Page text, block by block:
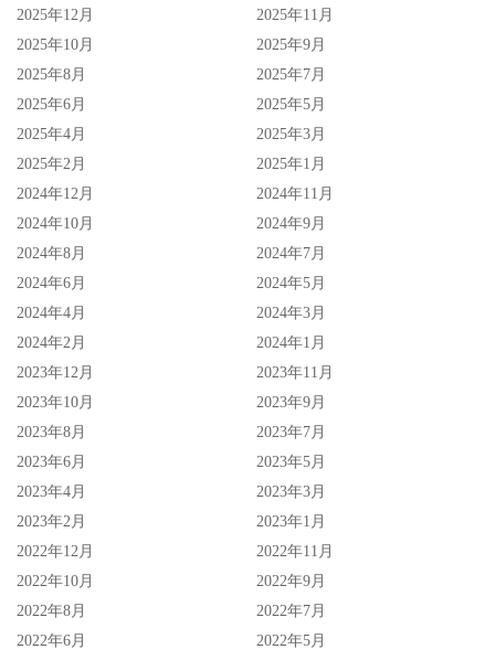
2025年12月
2025年11月
2025年10月
2025年9月
2025年8月
2025年7月
2025年6月
2025年5月
2025年4月
2025年3月
2025年2月
2025年1月
2024年12月
2024年11月
2024年10月
2024年9月
2024年8月
2024年7月
2024年6月
2024年5月
2024年4月
2024年3月
2024年2月
2024年1月
2023年12月
2023年11月
2023年10月
2023年9月
2023年8月
2023年7月
2023年6月
2023年5月
2023年4月
2023年3月
2023年2月
2023年1月
2022年12月
2022年11月
2022年10月
2022年9月
2022年8月
2022年7月
2022年6月
2022年5月